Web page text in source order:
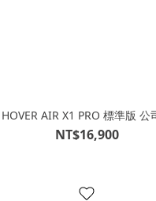
HOVER AIR X1 PRO 標準版 公
NT$16,900